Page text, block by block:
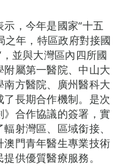
，今年是國家“十五
之年，特區政府對接國
並與大灣區內四所國
屬第一醫院、中山大
方醫院、廣州醫科大
長期合作機制。是次
》合作協議的簽署，實
射灣區、區域銜接、
門青年醫生專業技術
供優質醫療服務。